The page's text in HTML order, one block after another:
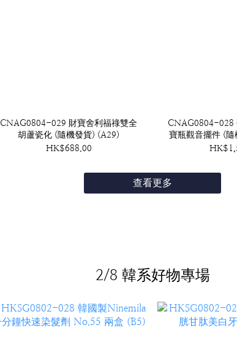
CNAG0804-029 財寶舍利福祿雙全
胡蘆瓷化 (隨機發貨) (A29)
HK$688.00
CNAG0804-028
寶瓶觀音擺件 (
框吊
查看更多
2/8 韓系好物專場